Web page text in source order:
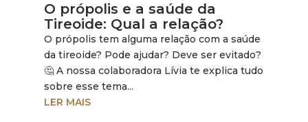
O própolis e a saúde da
Tireoide: Qual a relação?
O própolis tem alguma relação com a saúde
da tireoide? Pode ajudar? Deve ser evitado?
🤔 A nossa colaboradora Lívia te explica tudo
sobre esse tema...
LER MAIS